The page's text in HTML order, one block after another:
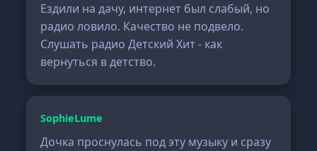
Ездили на дачу, интернет был слабый, но
радио ловило. Качество не подвело.
Слушать радио Детский Хит - как
вернуться в детство.
SophieLume
Дочка проснулась под эту музыку и сразу